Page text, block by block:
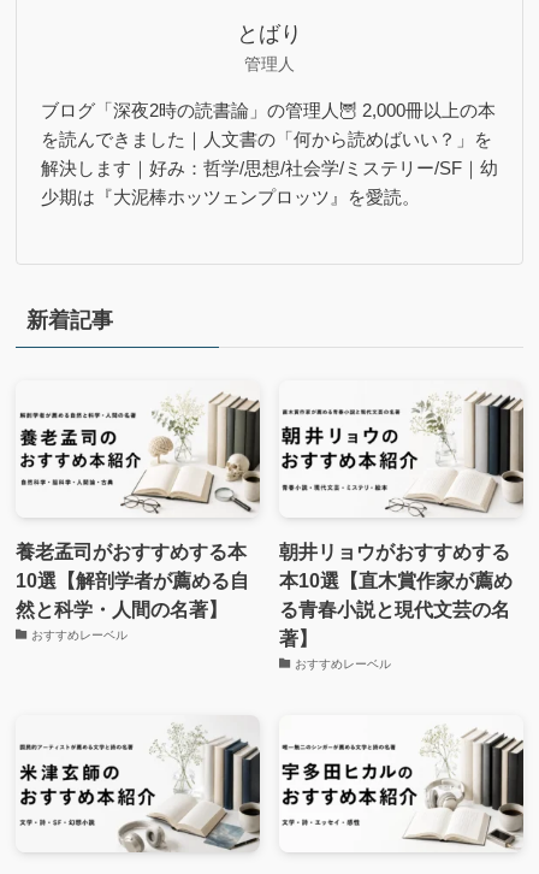
とばり
管理人
ブログ「深夜2時の読書論」の管理人🦉 2,000冊以上の本
を読んできました｜人文書の「何から読めばいい？」を
解決します｜好み：哲学/思想/社会学/ミステリー/SF｜幼
少期は『大泥棒ホッツェンプロッツ』を愛読。
新着記事
養老孟司がおすすめする本
10選【解剖学者が薦める自
然と科学・人間の名著】
おすすめレーベル
朝井リョウがおすすめする
本10選【直木賞作家が薦め
る青春小説と現代文芸の名
著】
おすすめレーベル